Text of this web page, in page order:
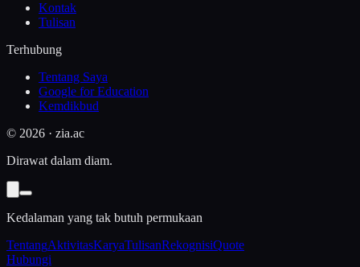
Kontak
Tulisan
Terhubung
Tentang Saya
Google for Education
Kemdikbud
© 2026 · zia.ac
Dirawat dalam diam.
Kedalaman yang tak butuh permukaan
TentangAktivitasKaryaTulisanRekognisiQuote
Hubungi